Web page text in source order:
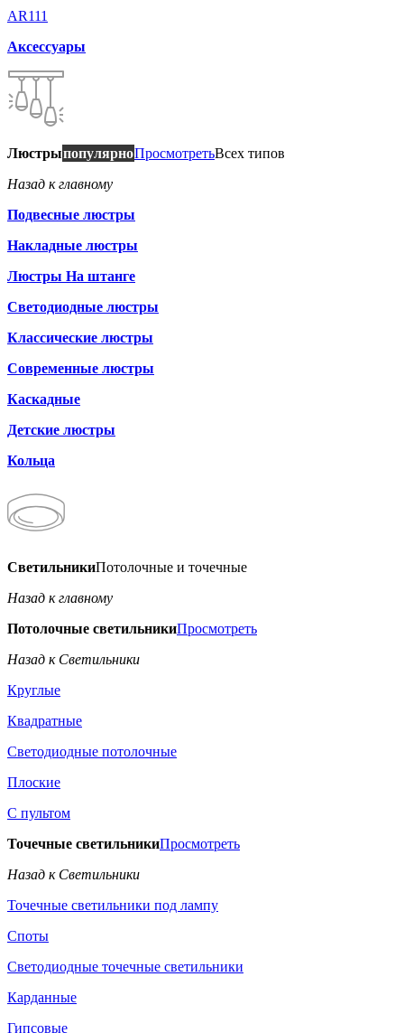
AR111
Аксессуары
ЛюстрыпопулярноПросмотретьВсех типов
Назад к главному
Подвесные люстры
Накладные люстры
Люстры На штанге
Светодиодные люстры
Классические люстры
Современные люстры
Каскадные
Детские люстры
Кольца
СветильникиПотолочные и точечные
Назад к главному
Потолочные светильникиПросмотреть
Назад к Светильники
Круглые
Квадратные
Светодиодные потолочные
Плоские
С пультом
Точечные светильникиПросмотреть
Назад к Светильники
Точечные светильники под лампу
Споты
Светодиодные точечные светильники
Карданные
Гипсовые